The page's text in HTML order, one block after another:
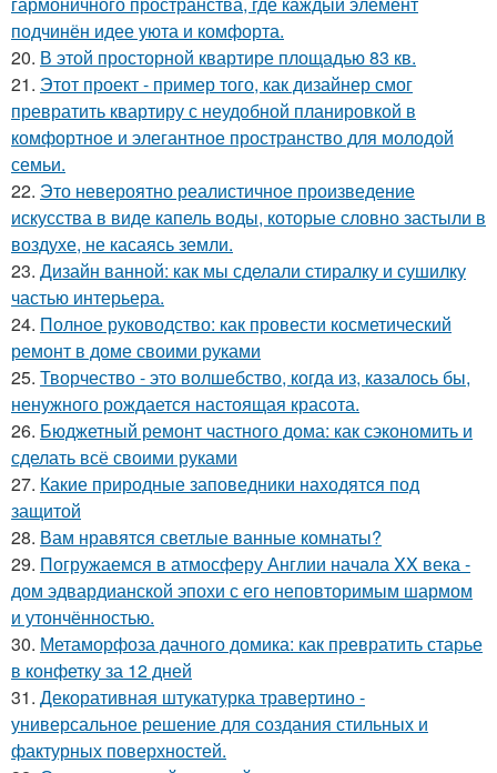
подчинён идее уюта и комфорта.
20. В этой просторной квартире площадью 83 кв.
21. Этот проект - пример того, как дизайнер смог
превратить квартиру с неудобной планировкой в
комфортное и элегантное пространство для молодой
семьи.
22. Это невероятно реалистичное произведение
искусства в виде капель воды, которые словно застыли в
воздухе, не касаясь земли.
23. Дизайн ванной: как мы сделали стиралку и сушилку
частью интерьера.
24. Полное руководство: как провести косметический
ремонт в доме своими руками
25. Творчество - это волшебство, когда из, казалось бы,
ненужного рождается настоящая красота.
26. Бюджетный ремонт частного дома: как сэкономить и
сделать всё своими руками
27. Какие природные заповедники находятся под
защитой
28. Вам нравятся светлые ванные комнаты?
29. Погружаемся в атмосферу Англии начала XX века -
дом эдвардианской эпохи с его неповторимым шармом
и утончённостью.
30. Метаморфоза дачного домика: как превратить старье
в конфетку за 12 дней
31. Декоративная штукатурка травертино -
универсальное решение для создания стильных и
фактурных поверхностей.